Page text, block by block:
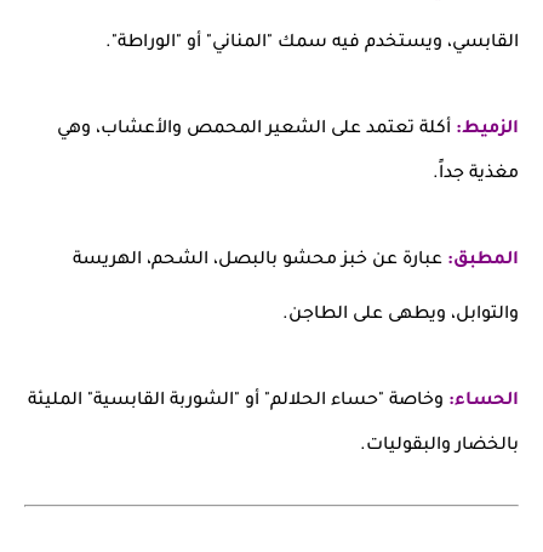
القابسي، ويستخدم فيه سمك "المناني" أو "الوراطة".
الزميط: أكلة تعتمد على الشعير المحمص والأعشاب، وهي
مغذية جداً.
المطبق: عبارة عن خبز محشو بالبصل، الشحم، الهريسة
والتوابل، ويطهى على الطاجن.
الحساء: وخاصة "حساء الحلالم" أو "الشوربة القابسية" المليئة
بالخضار والبقوليات.